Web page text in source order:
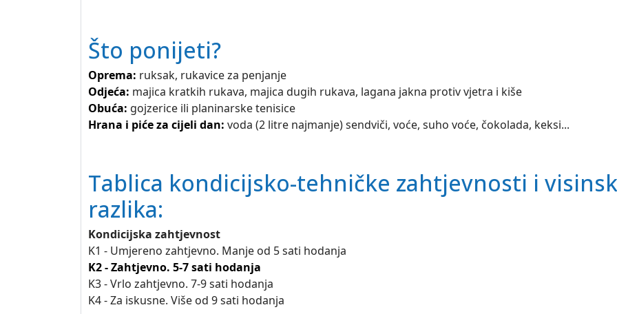
Što ponijeti?
Oprema: ruksak, rukavice za penjanje
Odjeća: majica kratkih rukava, majica dugih rukava, lagana jakna protiv vjetra i kiše
Obuća: gojzerice ili planinarske tenisice
Hrana i piće za cijeli dan: voda (2 litre najmanje) sendviči, voće, suho voće, čokolada, keksi...
Tablica kondicijsko-tehničke zahtjevnosti i
razlika:
Kondicijska zahtjevnost
K1 - Umjereno zahtjevno. Manje od 5 sati hodanja
K2 - Zahtjevno. 5-7 sati hodanja
K3 - Vrlo zahtjevno. 7-9 sati hodanja
K4 - Za iskusne. Više od 9 sati hodanja